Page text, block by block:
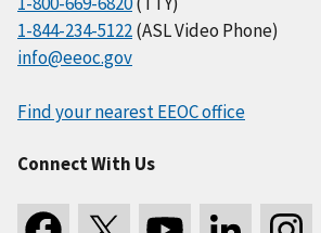
1-844-234-5122(ASL Video Phone)
info@eeoc.gov
Find your nearest EEOC office
Connect With Us